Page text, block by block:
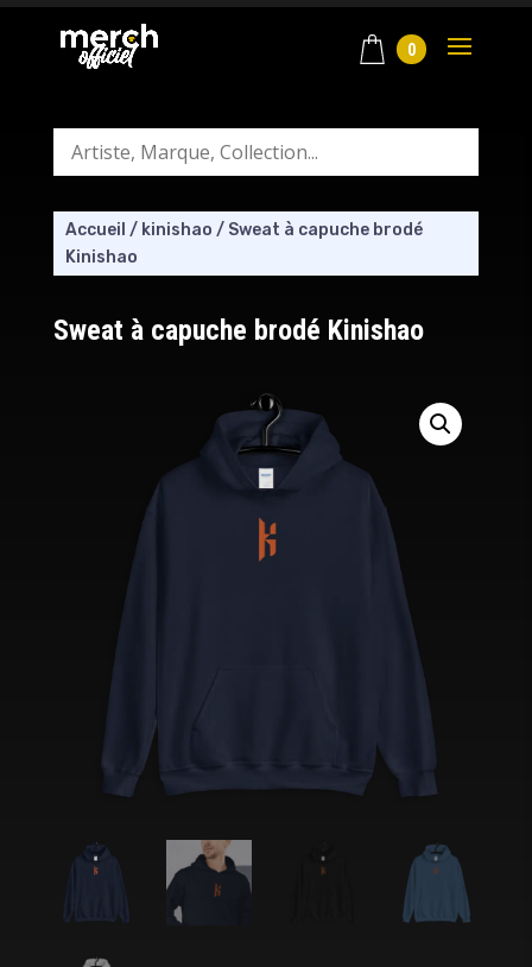
0
Accueil / kinishao / Sweat à capuche brodé
Kinishao
Sweat à capuche brodé Kinishao